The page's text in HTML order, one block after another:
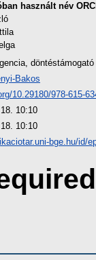
használt név
Bakos
10.29180/978-615-
10:10
10:10
bge.hu/id/